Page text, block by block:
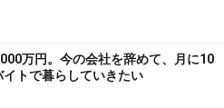
終身払い、入院日額1万円、
月の保険料1550円
万円。今の会社を辞めて、月に10
トで暮らしていきたい